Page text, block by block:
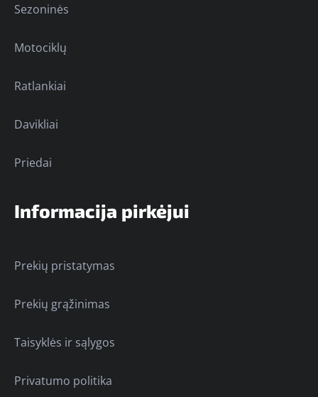
Sezoninės
Motociklų
Ratlankiai
Davikliai
Priedai
Informacija pirkėjui
Prekių pristatymas
Prekių grąžinimas
Taisyklės ir sąlygos
Privatumo politika